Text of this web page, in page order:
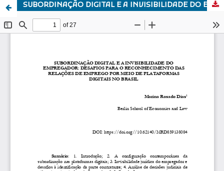
SUBORDINAÇÃO DIGITAL E A INVISIBILIDADE DO EMPREGADOR: DESAFIOS PARA O RECONHECIMENTO DAS RELAÇÕES DE EMPREGO POR MEIO DE PLATAFORMAS DIGITAIS NO BRASIL